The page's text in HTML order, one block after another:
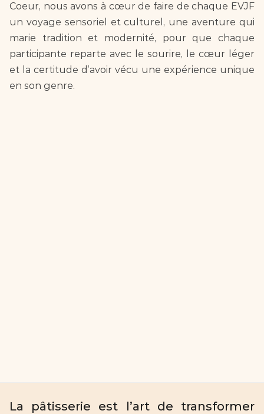
Coeur, nous avons à cœur de faire de chaque EVJF
un voyage sensoriel et culturel, une aventure qui
marie tradition et modernité, pour que chaque
participante reparte avec le sourire, le cœur léger
et la certitude d’avoir vécu une expérience unique
en son genre.
La pâtisserie est l’art de transformer